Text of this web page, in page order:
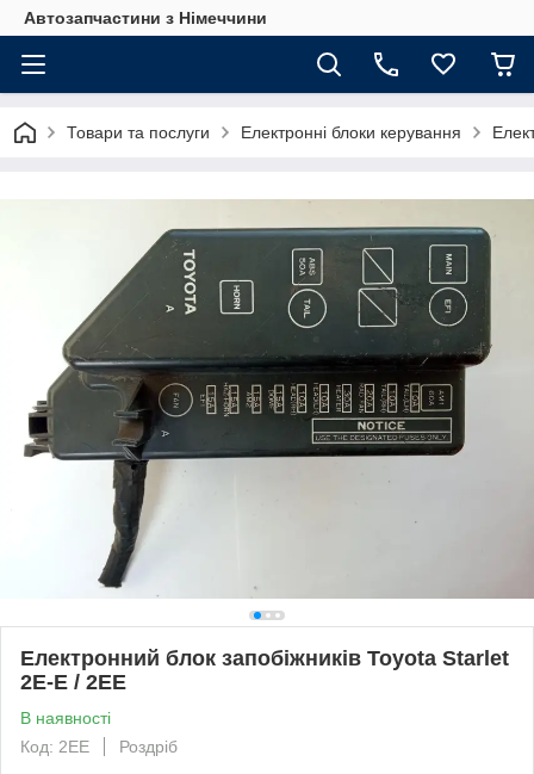
Автозапчастини з Німеччини
Товари та послуги Електронні блоки керування
Електронний блок запобіжників Toyota Starlet
2E-E / 2EE
В наявності
Код: 2EE
Роздріб